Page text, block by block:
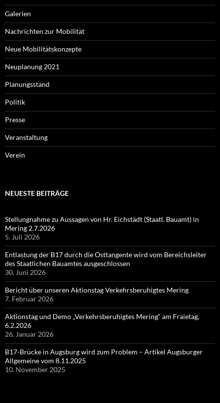
Galerien
Nachrichten zur Mobilität
Neue Mobilitätskonzepte
Neuplanung 2021
Planungsstand
Politik
Presse
Veranstaltung
Verein
NEUESTE BEITRÄGE
Stellungnahme zu Aussagen von Hr. Eichstädt (Staatl. Bauamt) in
Mering 2.7.2026
5. Juli 2026
Entlastung der B17 durch die Osttangente wird vom Bereichsleiter
des Staatlichen Bauamtes ausgeschlossen
30. Juni 2026
Bericht über unseren Aktionstag Verkehrsberuhigtes Mering
7. Februar 2026
Aktionstag und Demo „Verkehrsberuhigtes Mering“ am Fraietag,
6.2.2026
26. Januar 2026
B17-Brücke in Augsburg wird zum Problem – Artikel Augsburger
Allgemeine vom 8.11.2025
10. November 2025